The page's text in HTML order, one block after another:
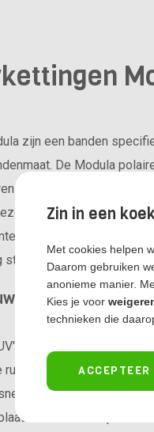
zijn een banden
De Modula
is in de kofferbak, dit
polaire grip set van
van de
te spannen.
Modula
zijn geen
achter het wiel die
meer
worden.
Zin in een
Met cookies helpen
Daarom gebruiken
anonieme manier.
Kies je voor
technieken die